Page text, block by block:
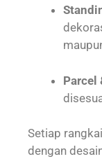
Parcel
Setiap
dengan